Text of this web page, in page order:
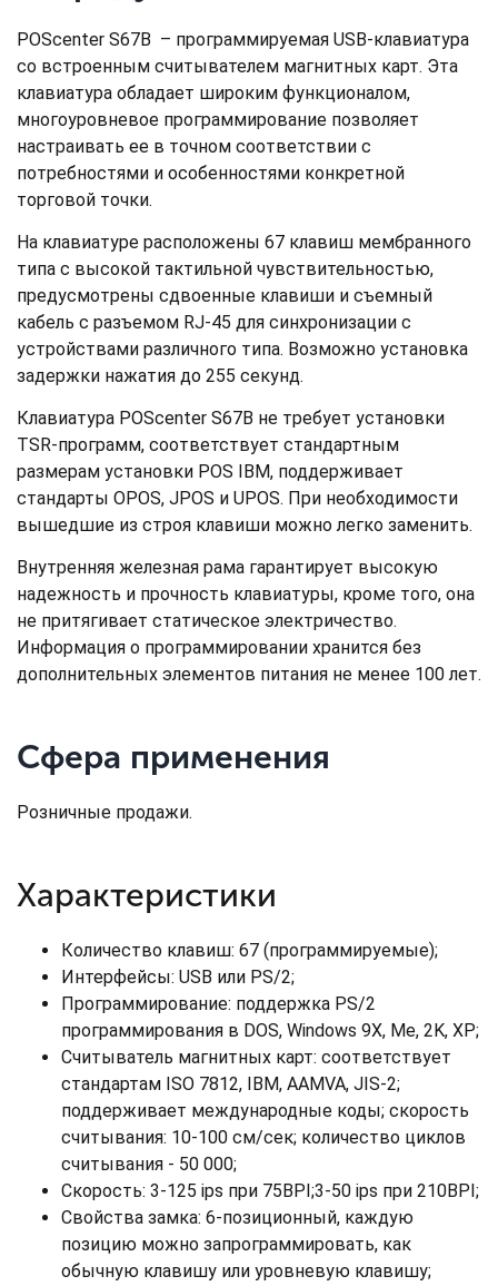
POScenter S67B – программируемая USB-клавиатура
со встроенным считывателем магнитных карт. Эта
клавиатура обладает широким функционалом,
многоуровневое программирование позволяет
настраивать ее в точном соответствии с
потребностями и особенностями конкретной
торговой точки.
На клавиатуре расположены 67 клавиш мембранного
типа с высокой тактильной чувствительностью,
предусмотрены сдвоенные клавиши и съемный
кабель с разъемом RJ-45 для синхронизации с
устройствами различного типа. Возможно установка
задержки нажатия до 255 секунд.
Клавиатура POScenter S67B не требует установки
TSR-программ, соответствует стандартным
размерам установки POS IBM, поддерживает
стандарты OPOS, JPOS и UPOS. При необходимости
вышедшие из строя клавиши можно легко заменить.
Внутренняя железная рама гарантирует высокую
надежность и прочность клавиатуры, кроме того, она
не притягивает статическое электричество.
Информация о программировании хранится без
дополнительных элементов питания не менее 100 лет.
Сфера применения
Розничные продажи.
Характеристики
Количество клавиш: 67 (программируемые);
Интерфейсы: USB или PS/2;
Программирование: поддержка PS/2
программирования в DOS, Windows 9X, Me, 2K, XP;
Считыватель магнитных карт: соответствует
стандартам ISO 7812, IBM, AAMVA, JIS-2;
поддерживает международные коды; скорость
считывания: 10-100 см/сек; количество циклов
считывания - 50 000;
Скорость: 3-125 ips при 75BPI;3-50 ips при 210BPI;
Свойства замка: 6-позиционный, каждую
позицию можно запрограммировать, как
обычную клавишу или уровневую клавишу;